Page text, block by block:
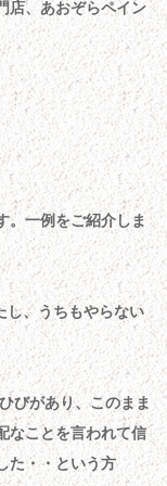
店、あおぞらペイン
。一例をご紹介しま
し、うちもやらない
びがあり、このまま
なことを言われて信
た・・という方